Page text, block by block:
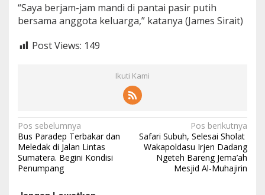
2
3
“Saya berjam-jam mandi di pantai pasir putih
bersama anggota keluarga,” katanya (James Sirait)
Post Views: 149
Ikuti Kami
N
a
v
Pos sebelumnya
Bus Paradep Terbakar dan
Meledak di Jalan Lintas
Sumatera. Begini Kondisi
Penumpang
Pos berikutnya
Safari Subuh, Selesai Sholat
Wakapoldasu Irjen Dadang
Ngeteh Bareng Jema’ah
Mesjid Al-Muhajirin